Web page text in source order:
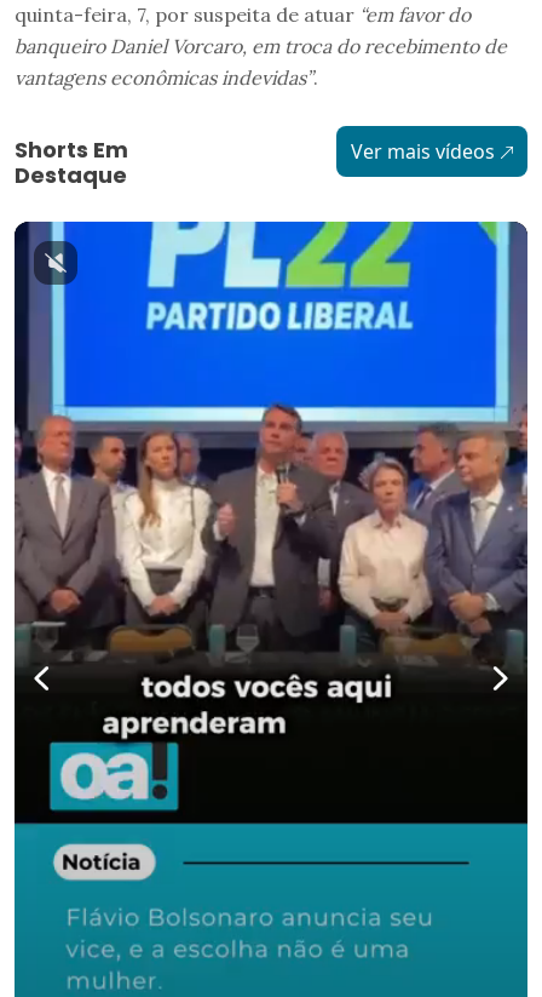
quinta-feira, 7, por suspeita de atuar “em favor do
banqueiro Daniel Vorcaro, em troca do recebimento de
vantagens econômicas indevidas”.
Shorts Em
Destaque
Ver mais vídeos